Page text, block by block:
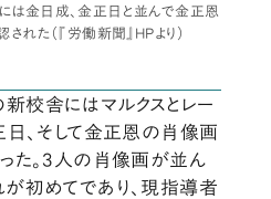
金日成、金正日と並んで金正恩
れた（『労働新聞』HPより）
校舎にはマルクスとレー
日、そして金正恩の肖像画
た。3人の肖像画が並ん
初めてであり、現指導者